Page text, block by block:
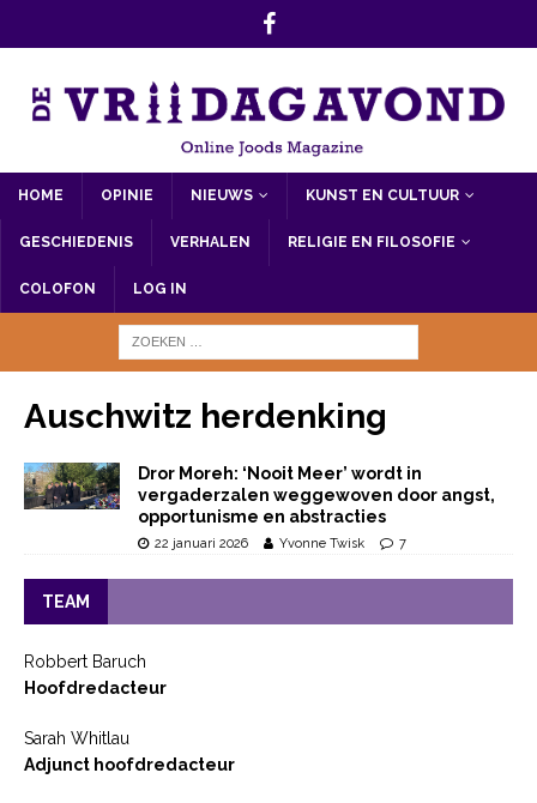
HOME OPINIE NIEUWS KUNST EN CULTUUR
GESCHIEDENIS VERHALEN RELIGIE EN FILOSOFIE
COLOFON LOG IN
Auschwitz herdenking
Dror Moreh: ‘Nooit Meer’ wordt in
vergaderzalen weggewoven door angst,
opportunisme en abstracties
22 januari 2026 Yvonne Twisk 7
TEAM
Robbert Baruch
Hoofdredacteur
Sarah Whitlau
Adjunct hoofdredacteur